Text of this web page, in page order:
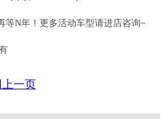
等N年！更多活动车型请进店咨询~
一页